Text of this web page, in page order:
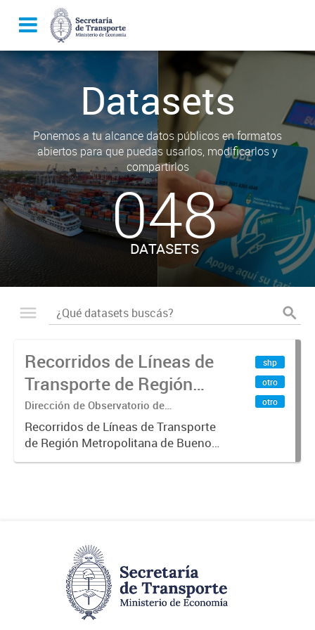
Datasets
Ponemos a tu alcance datos públicos en formatos
abiertos para que puedas usarlos, modificarlos y
compartirlos
048
DATASETS
Recorridos de Líneas de
Transporte de Región
Metropolitana de
Buenos Aires (RMBA)
Dirección de Observatorio de
Transporte, Estudio y Sistemas
Recorridos de Líneas de Transporte
de Región Metropolitana de Buenos
Aires (RMBA).-
shp
otro
otro